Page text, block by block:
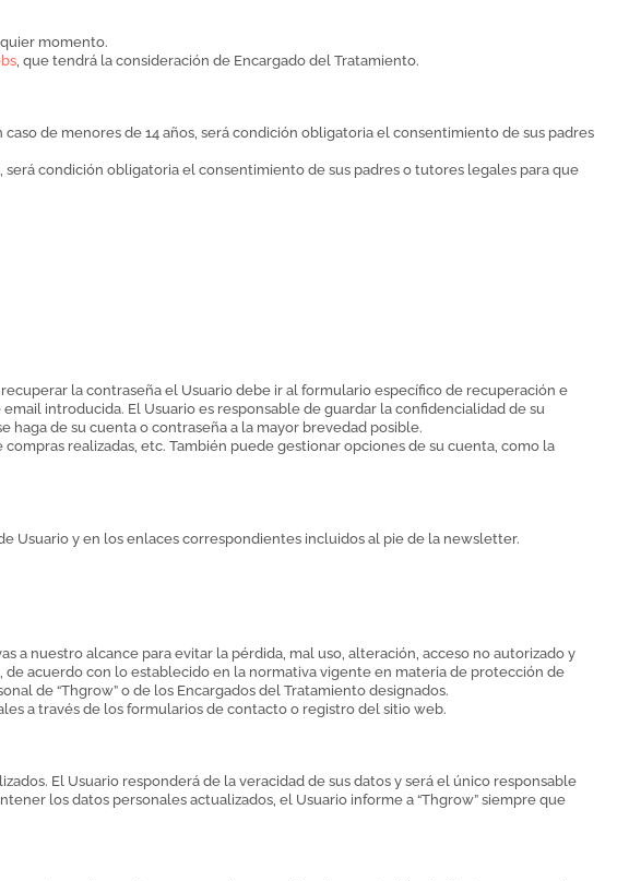
momento.
, que tendrá la consideración de Encargado del Tratamiento.
de menores de 14 años, será condición obligatoria el consentimiento de sus padres
será condición obligatoria el consentimiento de sus padres o tutores legales para que
la contraseña el Usuario debe ir al formulario específico de recuperación e
introducida. El Usuario es responsable de guardar la confidencialidad de su
haga de su cuenta o contraseña a la mayor brevedad posible.
realizadas, etc. También puede gestionar opciones de su cuenta, como la
Usuario y en los enlaces correspondientes incluidos al pie de la newsletter.
a nuestro alcance para evitar la pérdida, mal uso, alteración, acceso no autorizado y
acuerdo con lo establecido en la normativa vigente en materia de protección de
de “Thgrow” o de los Encargados del Tratamiento designados.
a través de los formularios de contacto o registro del sitio web.
El Usuario responderá de la veracidad de sus datos y será el único responsable
los datos personales actualizados, el Usuario informe a “Thgrow” siempre que